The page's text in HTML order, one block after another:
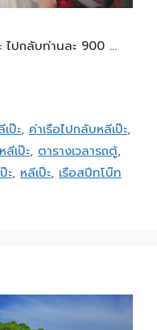
ไปกลับท่านละ 900 …
เป๊ะ, ค่าเรือไปกลับหลีเป๊ะ,
ลีเป๊ะ, ตารางเวลารถตู้,
ะ, หลีเป๊ะ, เรือสปีทโบ๊ท